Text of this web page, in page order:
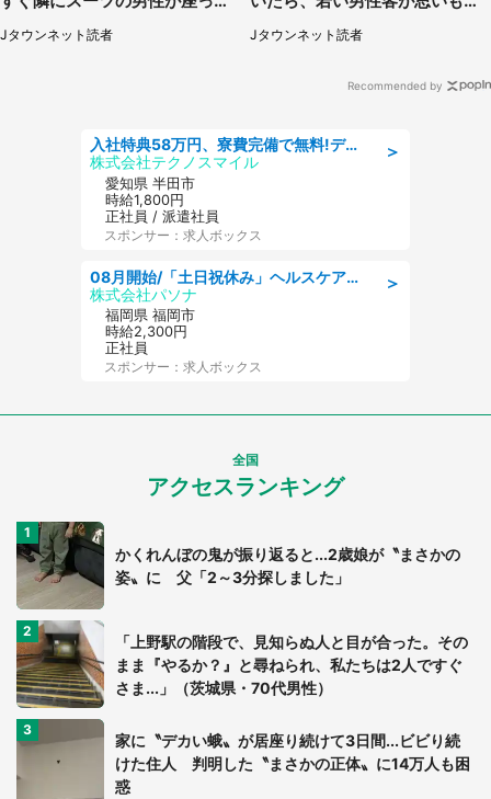
きて（千葉県・20代女性）
Jタウンネット読者
らぬ行動に（東京都・50代女
性）
Jタウンネット読者
Recommended by
＞
入社特典58万円、寮費完備で無料!デンソーで働こう!自動車工場で小型部品の検査業務 denso aichi
株式会社テクノスマイル
愛知県 半田市
時給1,800円
正社員 / 派遣社員
スポンサー：求人ボックス
＞
08月開始/「土日祝休み」ヘルスケア業界の産業保健師/高時給/未経験OK/要資格:保健師、正看護師
株式会社パソナ
福岡県 福岡市
時給2,300円
正社員
スポンサー：求人ボックス
全国
アクセスランキング
かくれんぼの鬼が振り返ると...2歳娘が〝まさかの
姿〟に 父「2～3分探しました」
「上野駅の階段で、見知らぬ人と目が合った。その
まま『やるか？』と尋ねられ、私たちは2人ですぐ
さま...」（茨城県・70代男性）
家に〝デカい蛾〟が居座り続けて3日間...ビビり続
けた住人 判明した〝まさかの正体〟に14万人も困
惑